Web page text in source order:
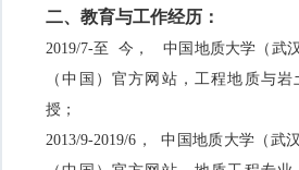
二、教育与工作经历：
2019/7-至 今， 中国地质大学（武
（中国）官方网站，工程地质与
授；
2013/9-2019/6 ， 中国地质大学（武